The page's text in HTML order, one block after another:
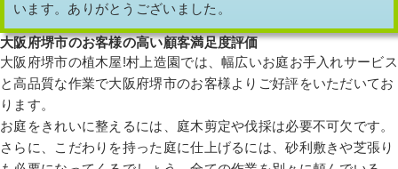
います。ありがとうございました。
大阪府堺市のお客様の高い顧客満足度評価
大阪府堺市の植木屋!村上造園では、幅広いお庭お手入れサービス
と高品質な作業で大阪府堺市のお客様よりご好評をいただいてお
ります。
お庭をきれいに整えるには、庭木剪定や伐採は必要不可欠です。
さらに、こだわりを持った庭に仕上げるには、砂利敷きや芝張り